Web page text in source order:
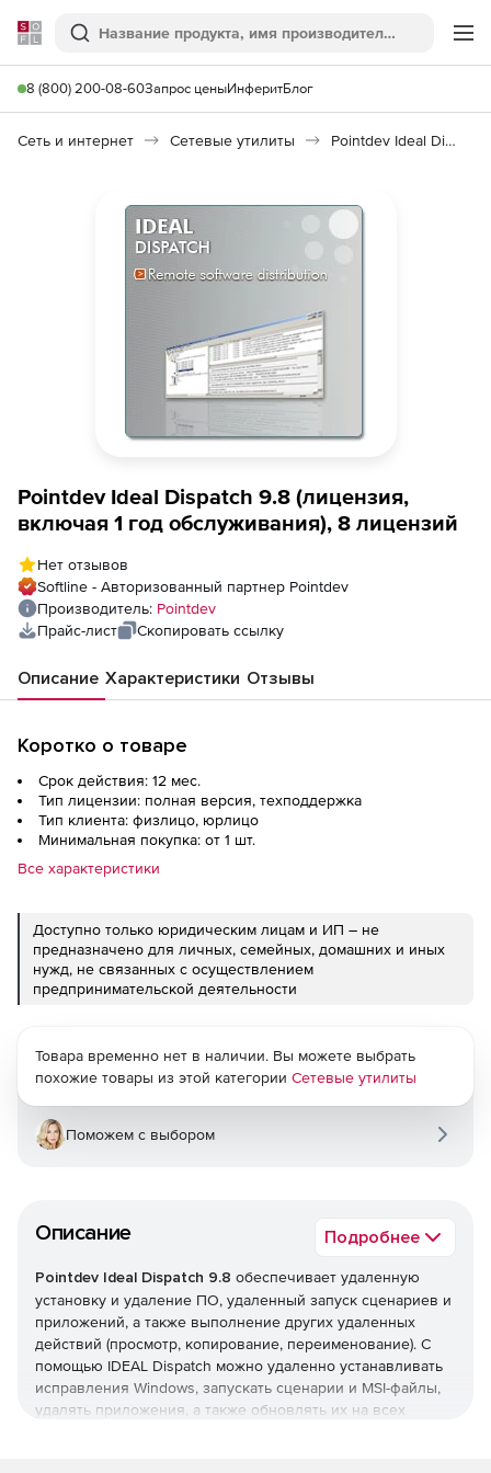
Softline
Поиск
8 (800) 200-08-60Запрос ценыИнферитБлог
Сеть и интернет Сетевые утилиты Pointdev Ideal Dispatch
Pointdev Ideal Dispatch 9.8 (лицензия,
включая 1 год обслуживания), 8 лицензий
Нет отзывов
Softline - Авторизованный партнер Pointdev
Производитель: Pointdev
Прайс-лист
Скопировать ссылку
Описание Характеристики Отзывы
Коротко о товаре
Срок действия: 12 мес.
Тип лицензии: полная версия, техподдержка
Тип клиента: физлицо, юрлицо
Минимальная покупка: от 1 шт.
Все характеристики
Доступно только юридическим лицам и ИП – не
предназначено для личных, семейных, домашних и иных
нужд, не связанных с осуществлением
предпринимательской деятельности
Описание Подробнее
Pointdev Ideal Dispatch 9.8 обеспечивает удаленную
установку и удаление ПО, удаленный запуск сценариев и
приложений, а также выполнение других удаленных
действий (просмотр, копирование, переименование). С
помощью IDEAL Dispatch можно удаленно устанавливать
исправления Windows, запускать сценарии и MSI-файлы,
удалять приложения, а также обновлять их на всех
Товара временно нет в наличии. Вы можете выбрать
похожие товары из этой категории Сетевые утилиты
Поможем с выбором